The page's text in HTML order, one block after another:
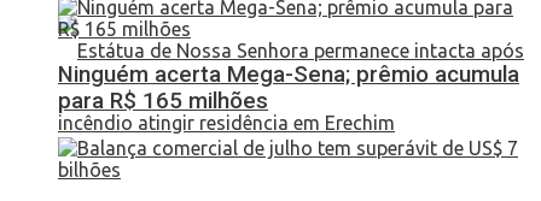
Ninguém acerta Mega-Sena; prêmio acumula
para R$ 165 milhões